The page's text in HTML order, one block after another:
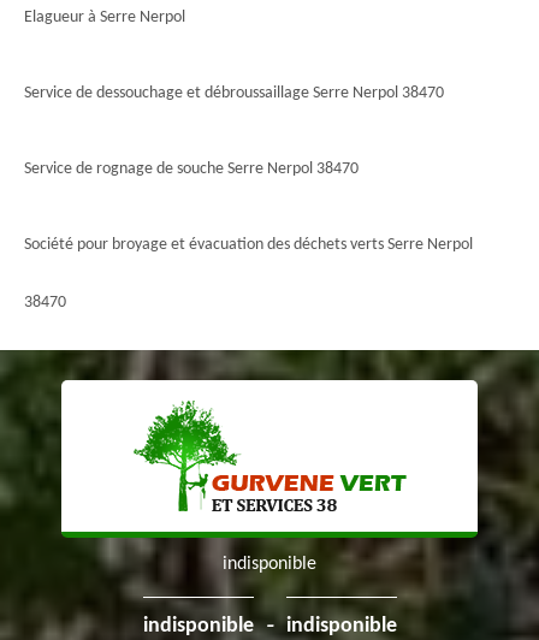
Elagueur à Serre Nerpol
Service de dessouchage et débroussaillage Serre Nerpol 38470
Service de rognage de souche Serre Nerpol 38470
Société pour broyage et évacuation des déchets verts Serre Nerpol
38470
indisponible
indisponible - indisponible